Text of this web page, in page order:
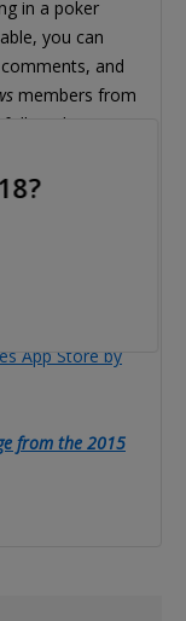
in a poker
you can
and
members from
the
a list of favorite
by clicking
App Store by
from the 2015